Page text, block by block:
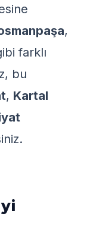
,
farklı
bu
, Kartal